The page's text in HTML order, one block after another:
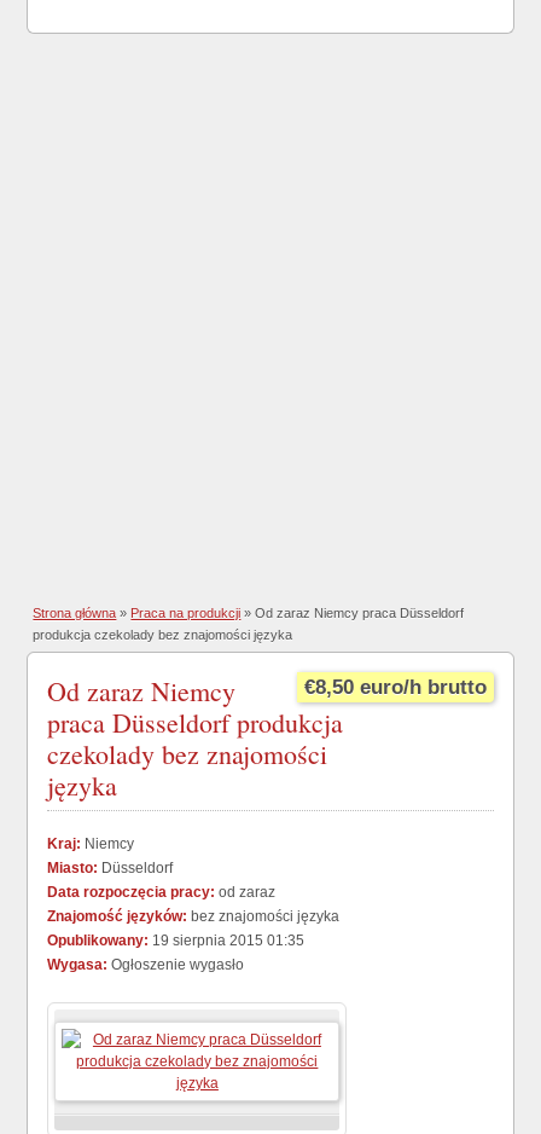
Strona główna » Praca na produkcji » Od zaraz Niemcy praca Düsseldorf
produkcja czekolady bez znajomości języka
€8,50 euro/h brutto
Od zaraz Niemcy
praca Düsseldorf produkcja
czekolady bez znajomości
języka
Kraj: Niemcy
Miasto: Düsseldorf
Data rozpoczęcia pracy: od zaraz
Znajomość języków: bez znajomości języka
Opublikowany: 19 sierpnia 2015 01:35
Wygasa: Ogłoszenie wygasło